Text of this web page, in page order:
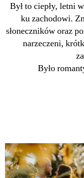
Był to ciepły, letni
ku zachodowi.
słoneczników oraz
narzeczeni,
Było